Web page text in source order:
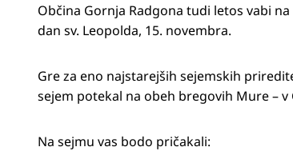
Občina Gornja Radgona tudi letos vabi
dan sv. Leopolda, 15. novembra.
Gre za eno najstarejših sejemskih
sejem potekal na obeh bregovih Mure –
Na sejmu vas bodo pričakali: